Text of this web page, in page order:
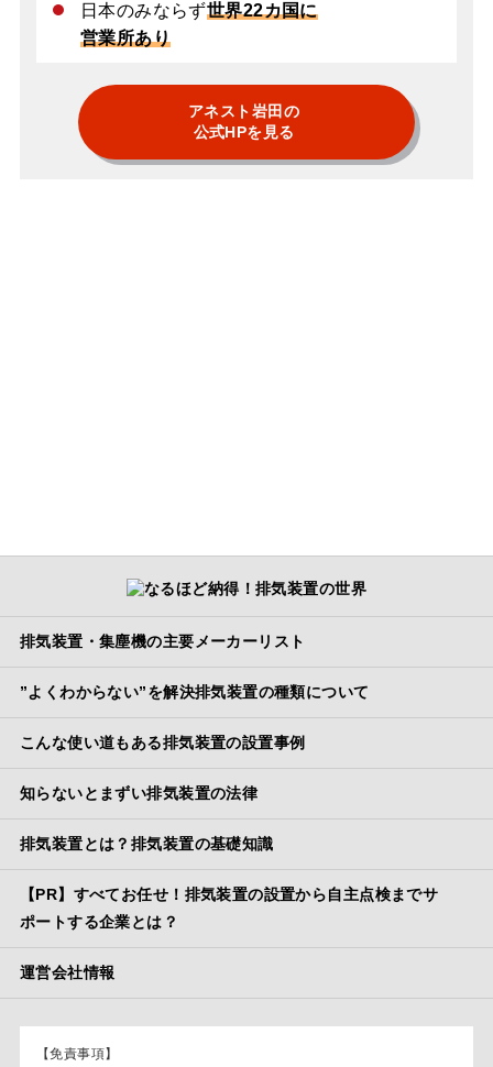
日本のみならず世界22カ国に
営業所あり
アネスト岩田の
公式HPを見る
排気装置・集塵機の主要メーカーリスト
”よくわからない”を解決排気装置の種類について
こんな使い道もある排気装置の設置事例
知らないとまずい排気装置の法律
排気装置とは？排気装置の基礎知識
【PR】すべてお任せ！排気装置の設置から自主点検までサ
ポートする企業とは？
運営会社情報
【免責事項】